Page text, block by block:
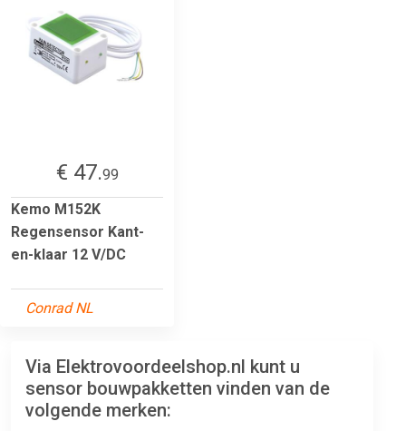
€ 47.99
Kemo M152K
Regensensor Kant-
en-klaar 12 V/DC
Conrad NL
Via Elektrovoordeelshop.nl kunt u
sensor bouwpakketten vinden van de
volgende merken: